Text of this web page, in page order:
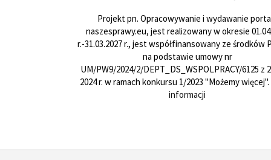
Projekt pn. Opracowywanie i wydawanie
naszesprawy.eu, jest realizowany w okresie
r.-31.03.2027 r., jest współfinansowany ze środków
na podstawie umowy nr
UM/PW9/2024/2/DEPT_DS_WSPOLPRACY/6125 z
2024 r. w ramach konkursu 1/2023 "Możemy więcej".
informacji